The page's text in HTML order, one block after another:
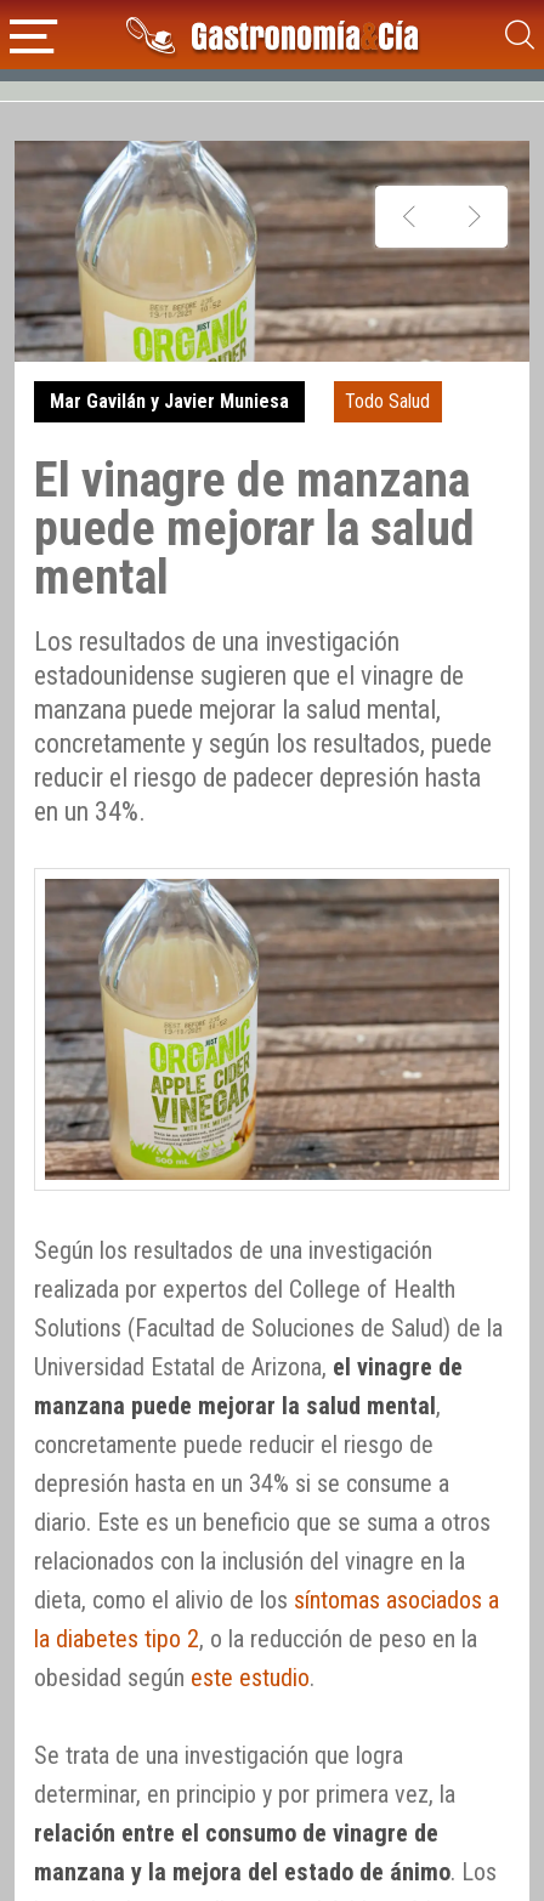
Mar Gavilán y Javier Muniesa Todo Salud
El vinagre de manzana
puede mejorar la salud
mental
Los resultados de una investigación
estadounidense sugieren que el vinagre de
manzana puede mejorar la salud mental,
concretamente y según los resultados, puede
reducir el riesgo de padecer depresión hasta
en un 34%.
Según los resultados de una investigación
realizada por expertos del College of Health
Solutions (Facultad de Soluciones de Salud) de la
Universidad Estatal de Arizona, el vinagre de
manzana puede mejorar la salud mental,
concretamente puede reducir el riesgo de
depresión hasta en un 34% si se consume a
diario. Este es un beneficio que se suma a otros
relacionados con la inclusión del vinagre en la
dieta, como el alivio de los síntomas asociados a
la diabetes tipo 2, o la reducción de peso en la
obesidad según este estudio.
Se trata de una investigación que logra
determinar, en principio y por primera vez, la
relación entre el consumo de vinagre de
manzana y la mejora del estado de ánimo. Los